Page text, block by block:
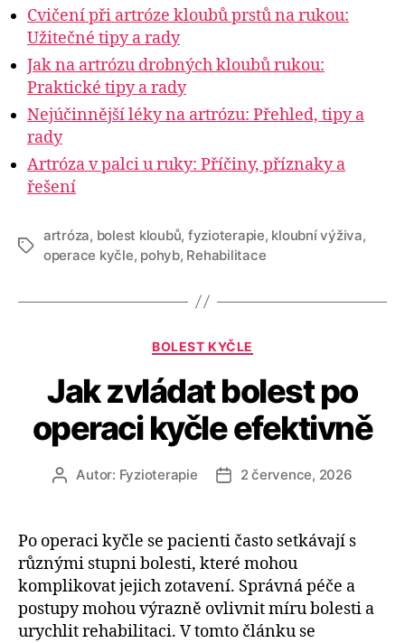
Cvičení při artróze kloubů prstů na rukou:
Užitečné tipy a rady
Jak na artrózu drobných kloubů rukou:
Praktické tipy a rady
Nejúčinnější léky na artrózu: Přehled, tipy a
rady
Artróza v palci u ruky: Příčiny, příznaky a
řešení
Štítky
artróza, bolest kloubů, fyzioterapie, kloubní výživa,
operace kyčle, pohyb, Rehabilitace
Rubriky
BOLEST KYČLE
Jak zvládat bolest po
operaci kyčle efektivně
AutorAutor: Fyzioterapie
Datum
2 července, 2026
Po operaci kyčle se pacienti často setkávají s
různými stupni bolesti, které mohou
komplikovat jejich zotavení. Správná péče a
postupy mohou výrazně ovlivnit míru bolesti a
urychlit rehabilitaci. V tomto článku se